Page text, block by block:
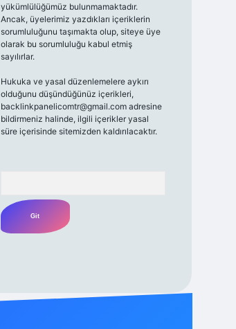
yükümlülüğümüz bulunmamaktadır.
Ancak, üyelerimiz yazdıkları içeriklerin
sorumluluğunu taşımakta olup, siteye üye
olarak bu sorumluluğu kabul etmiş
sayılırlar.
Hukuka ve yasal düzenlemelere aykırı
olduğunu düşündüğünüz içerikleri,
backlinkpanelicomtr@gmail.comadresine
bildirmeniz halinde, ilgili içerikler yasal
süre içerisinde sitemizden kaldırılacaktır.